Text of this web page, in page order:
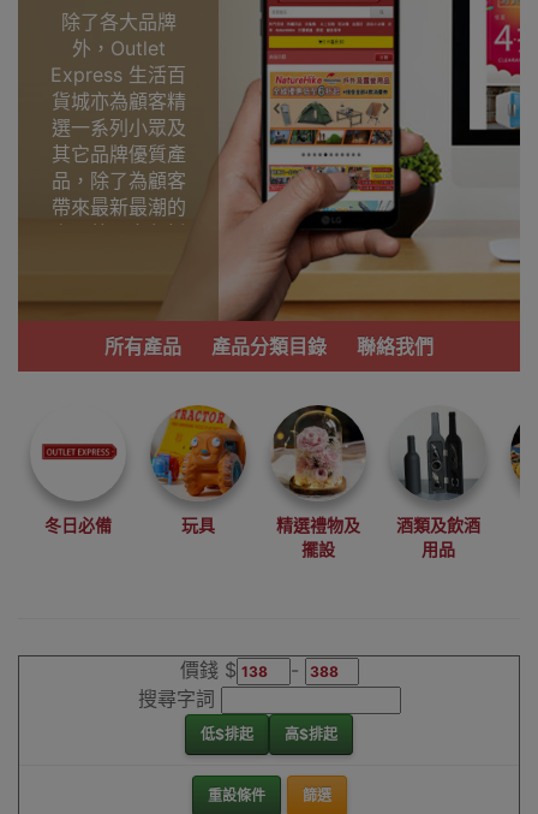
除了各大品牌
外，Outlet
Express 生活百
貨城亦為顧客精
選一系列小眾及
其它品牌優質產
品，除了為顧客
帶來最新最潮的
產品外，亦包括
功能齊備的產
品。
我們每月會固定
尋找最更新、最
潮、有特色而且
優惠的優質產
品，從用家的角
度為你帶來你的
最好選擇。
所有產品 產品分類目錄 聯絡我們
冬日必備 玩具
精選禮物及
擺設
酒類及飲酒
用品
價錢 $
-
搜尋字詞
低$排起 高$排起
重設條件 篩選